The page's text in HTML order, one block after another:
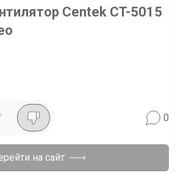
Centek CT-5015
0
на сайт